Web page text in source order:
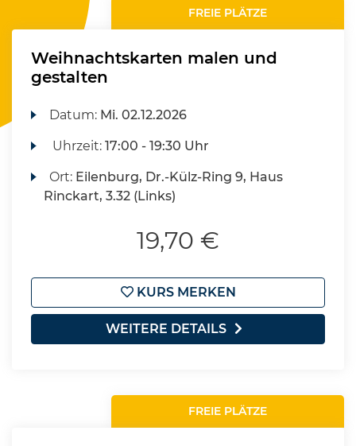
FREIE PLÄTZE
Weihnachtskarten malen und
gestalten
Datum: Mi. 02.12.2026
Uhrzeit:17:00 - 19:30 Uhr
Ort: Eilenburg, Dr.-Külz-Ring 9, Haus
Rinckart, 3.32 (Links)
19,70 €
KURS MERKEN
WEITERE DETAILS
FREIE PLÄTZE